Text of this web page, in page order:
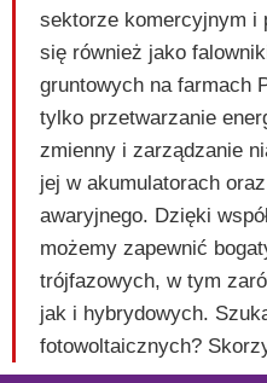
sektorze komercyjnym i
się również jako
gruntowych na farmach
tylko przetwarzanie
zmienny i zarządzanie
jej w akumulatorach
awaryjnego. Dzięki
możemy zapewnić
trójfazowych, w tym
jak i hybrydowych.
fotowoltaicznych?